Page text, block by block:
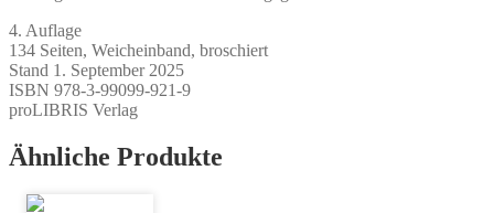
4. Auflage
134 Seiten, Weicheinband, broschiert
Stand 1. September 2025
ISBN 978-3-99099-921-9
proLIBRIS Verlag
Ähnliche Produkte